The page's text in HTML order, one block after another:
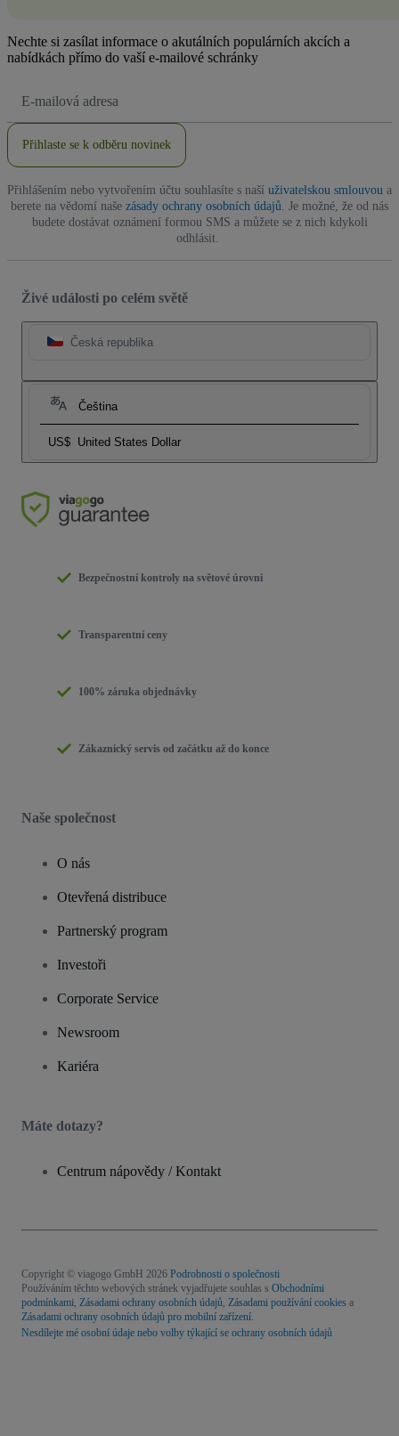
Nechte si zasílat informace o akutálních populárních akcích a
nabídkách přímo do vaší e-mailové schránky
adresa
Přihlaste se k odběru novinek
Přihlášením nebo vytvořením účtu souhlasíte s naší uživatelskou smlouvou a
berete na vědomí naše zásady ochrany osobních údajů. Je možné, že od nás
budete dostávat oznámení formou SMS a můžete se z nich kdykoli
odhlásit.
Živé události po celém světě
Česká republika
Čeština
US$ United States Dollar
Bezpečnostní kontroly na světové úrovni
Transparentní ceny
100% záruka objednávky
Zákaznický servis od začátku až do konce
Naše společnost
O nás
Otevřená distribuce
Partnerský program
Investoři
Corporate Service
Newsroom
Kariéra
Máte dotazy?
Centrum nápovědy / Kontakt
Copyright © viagogo GmbH 2026 Podrobnosti o společnosti
Používáním těchto webových stránek vyjadřujete souhlas s Obchodními
podmínkami, Zásadami ochrany osobních údajů, Zásadami používání cookies a
Zásadami ochrany osobních údajů pro mobilní zařízení.
Nesdílejte mé osobní údaje nebo volby týkající se ochrany osobních údajů